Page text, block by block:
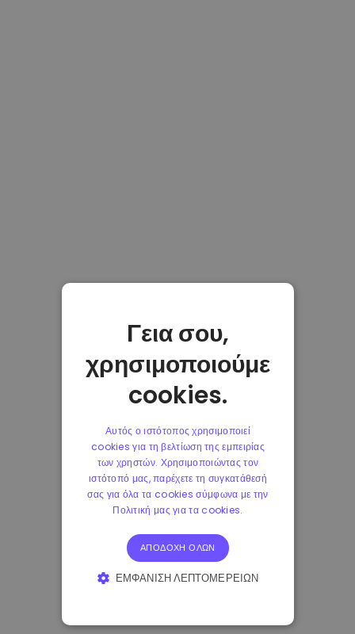
Γεια σου,
χρησιμοποιούμε
cookies.
Αυτός ο ιστότοπος χρησιμοποιεί
cookies για τη βελτίωση της εμπειρίας
των χρηστών. Χρησιμοποιώντας τον
ιστότοπό μας, παρέχετε τη συγκατάθεσή
σας για όλα τα cookies σύμφωνα με την
Πολιτική μας για τα cookies.
ΑΠΟΔΟΧΉ ΌΛΩΝ
ΕΜΦΆΝΙΣΗ ΛΕΠΤΟΜΕΡΕΙΏΝ